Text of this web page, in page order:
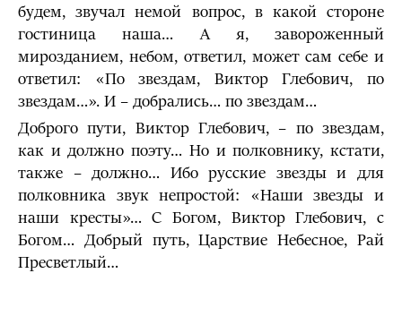
будем, звучал немой вопрос, в какой стороне
гостиница наша… А я, завороженный
мирозданием, небом, ответил, может сам себе и
ответил: «По звездам, Виктор Глебович, по
звездам…». И – добрались… по звездам…
Доброго пути, Виктор Глебович, – по звездам,
как и должно поэту… Но и полковнику, кстати,
также – должно… Ибо русские звезды и для
полковника звук непростой: «Наши звезды и
наши кресты»… С Богом, Виктор Глебович, с
Богом… Добрый путь, Царствие Небесное, Рай
Пресветлый…